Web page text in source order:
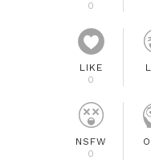
0
LIKE
0
NSFW
0